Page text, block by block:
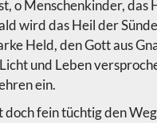
o Menschenkinder, das
wird das Heil der
Held, den Gott aus
und Leben
ein.
doch fein tüchtig den